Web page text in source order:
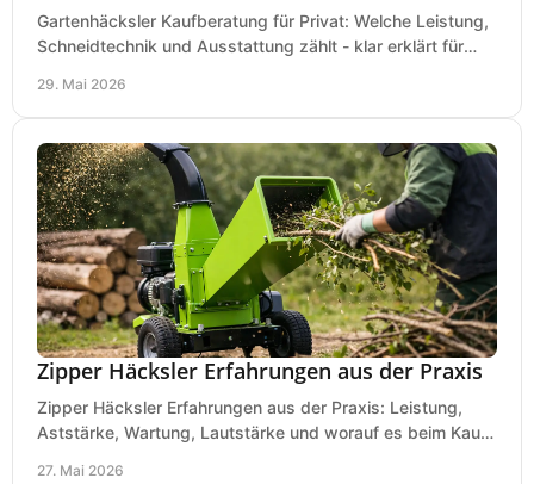
Gartenhäcksler Kaufberatung für Privat: Welche Leistung,
Schneidtechnik und Ausstattung zählt - klar erklärt für
29. Mai 2026
Zipper Häcksler Erfahrungen aus der Praxis
Zipper Häcksler Erfahrungen aus der Praxis: Leistung,
Aststärke, Wartung, Lautstärke und worauf es beim Kauf
27. Mai 2026